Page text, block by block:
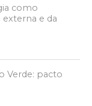
como
e da
Verde: pacto